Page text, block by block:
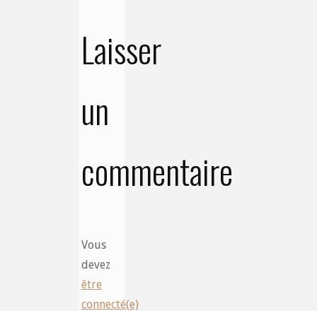
Laisser
un
commentaire
Vous
devez
être
connecté(e)